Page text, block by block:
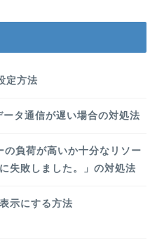
定方法
タ通信が遅い場合の対処法
負荷が高いか十分なリソー
失敗しました。」の対処法
示にする方法